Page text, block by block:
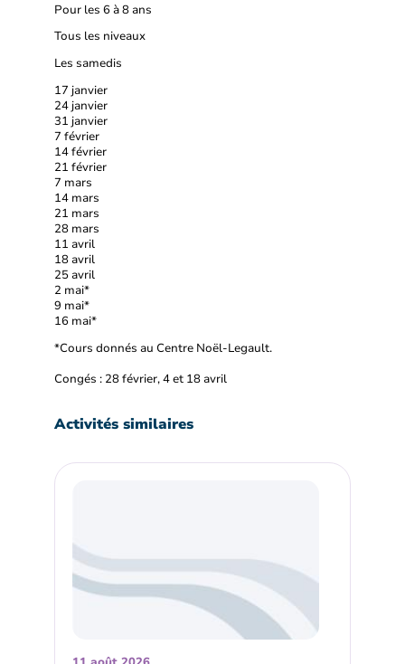
Pour les 6 à 8 ans
Tous les niveaux
Les samedis
17 janvier
24 janvier
31 janvier
7 février
14 février
21 février
7 mars
14 mars
21 mars
28 mars
11 avril
18 avril
25 avril
2 mai*
9 mai*
16 mai*
*Cours donnés au Centre Noël-Legault.
Congés : 28 février, 4 et 18 avril
Activités similaires